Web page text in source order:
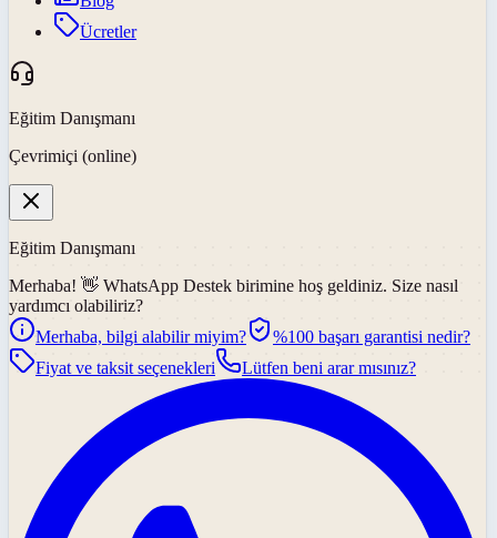
Ücretler
Eğitim Danışmanı
Çevrimiçi (online)
Eğitim Danışmanı
Merhaba! 👋 WhatsApp Destek birimine hoş geldiniz. Size nasıl
yardımcı olabiliriz?
Merhaba, bilgi alabilir miyim?
%100 başarı garantisi nedir?
Fiyat ve taksit seçenekleri
Lütfen beni arar mısınız?